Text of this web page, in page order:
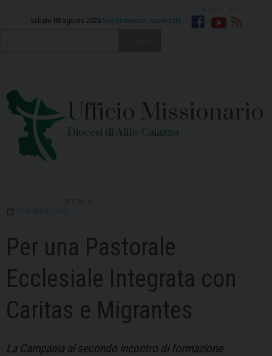
sabato 08 agosto 2026 San Domenico, sacerdote
Ufficio Missionario
Diocesi di Alife-Caiazzo
11 FEBBRAIO 2025
Per una Pastorale
Ecclesiale Integrata con
Caritas e Migrantes
La Campania al secondo incontro di formazione